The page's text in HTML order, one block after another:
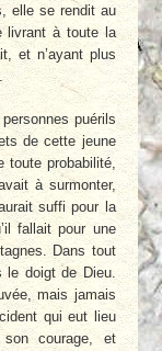
elle se rendit au
livrant à toute la
et n’ayant plus
puérils
de cette jeune
toute probabilité,
à surmonter,
suffi pour la
fallait pour une
Dans tout
le doigt de Dieu.
mais jamais
qui eut lieu
courage, et